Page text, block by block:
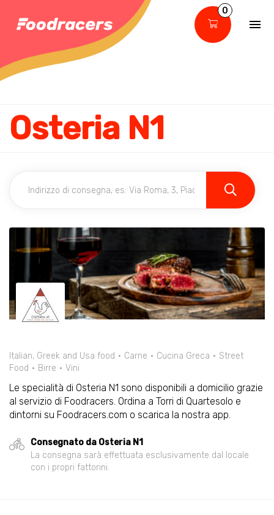
0
Osteria N1
Italian, Greek and Usa food Carne Cucina Greca
Street
Food
Birre Vini
Le specialità di Osteria N1 sono disponibili a domicilio grazie
al servizio di Foodracers. Ordina a Torri di Quartesolo e
dintorni su Foodracers.com o scarica la nostra app.
Consegnato da Osteria N1
La consegna sarà effettuata esclusivamente dal locale
con i propri fattorini.